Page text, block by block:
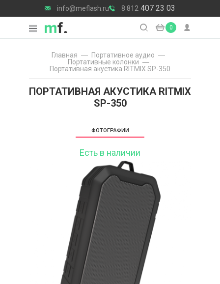
info@meflash.ru 8 812 407 23 03
0
Главная
Портативное аудио
Портативные колонки
Портативная акустика RITMIX SP-350
ПОРТАТИВНАЯ АКУСТИКА RITMIX
SP-350
ФОТОГРАФИИ
Есть в наличии